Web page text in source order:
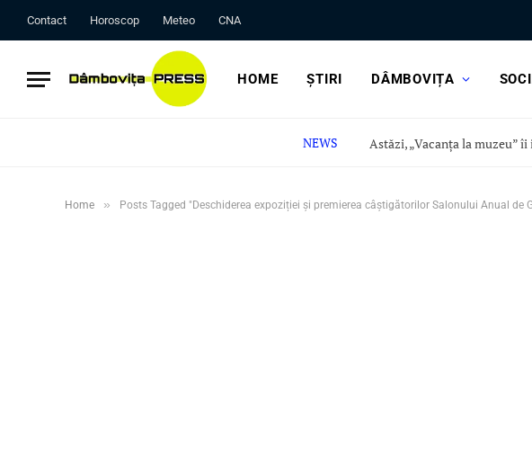
Contact Horoscop Meteo CNA
HOME ȘTIRI DÂMBOVIȚA
NEWS
Home » Posts Tagged "Deschiderea expoziției și premierea câștigătorilor Salonului Anual de